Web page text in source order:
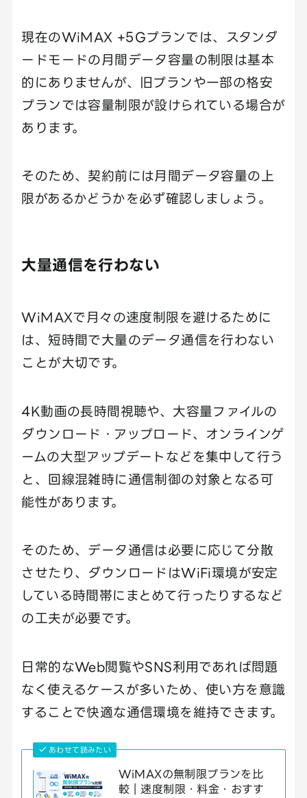
現在のWiMAX +5Gプランでは、スタンダ
ードモードの月間データ容量の制限は基本
的にありませんが、旧プランや一部の格安
プランでは容量制限が設けられている場合が
あります。
そのため、契約前には月間データ容量の上
限があるかどうかを必ず確認しましょう。
大量通信を行わない
WiMAXで月々の速度制限を避けるために
は、短時間で大量のデータ通信を行わない
ことが大切です。
4K動画の長時間視聴や、大容量ファイルの
ダウンロード・アップロード、オンラインゲ
ームの大型アップデートなどを集中して行う
と、回線混雑時に通信制御の対象となる可
能性があります。
そのため、データ通信は必要に応じて分散
させたり、ダウンロードはWiFi環境が安定
している時間帯にまとめて行ったりするなど
の工夫が必要です。
日常的なWeb閲覧やSNS利用であれば問題
なく使えるケースが多いため、使い方を意識
することで快適な通信環境を維持できます。
あわせて読みたい
WiMAXの無制限プランを比
較｜速度制限・料金・おすす